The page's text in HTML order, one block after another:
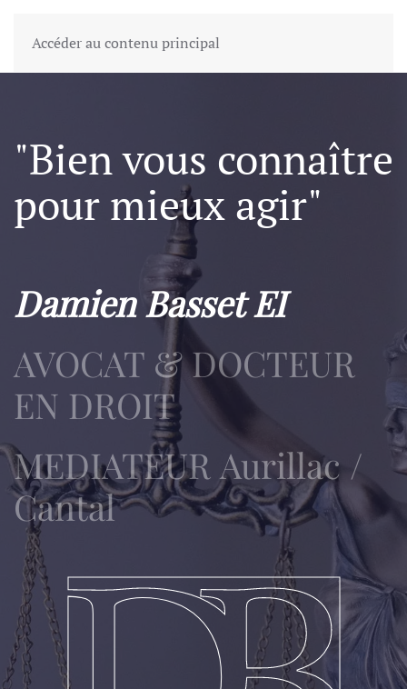
Accéder au contenu principal
"Bien vous connaître
pour mieux agir"
Damien Basset EI
AVOCAT & DOCTEUR
EN DROIT
MEDIATEUR Aurillac /
Cantal